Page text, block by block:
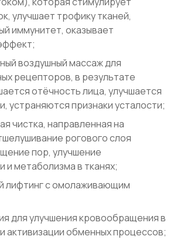
улучшает трофику тканей,
иммунитет, оказывает
воздушный массаж для
рецепторов, в результате
отёчность лица, улучшается
устраняются признаки усталости;
чистка, направленная на
рогового слоя
пор, улучшение
и метаболизма в тканях;
лифтинг с омолаживающим
для улучшения кровообращения в
активизации обменных процессов;